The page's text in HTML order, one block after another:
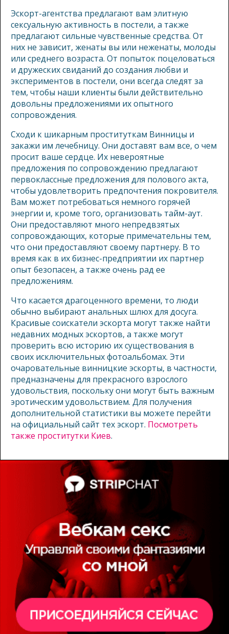
Эскорт-агентства предлагают вам элитную
сексуальную активность в постели, а также
предлагают сильные чувственные средства. От
них не зависит, женаты вы или неженаты, молоды
или среднего возраста. От попыток поцеловаться
и дружеских свиданий до создания любви и
экспериментов в постели, они всегда следят за
тем, чтобы наши клиенты были действительно
довольны предложениями их опытного
сопровождения.
Сходи к шикарным проституткам Винницы и
закажи им лечебницу. Они доставят вам все, о чем
просит ваше сердце. Их невероятные
предложения по сопровождению предлагают
первоклассные предложения для полового акта,
чтобы удовлетворить предпочтения покровителя.
Вам может потребоваться немного горячей
энергии и, кроме того, организовать тайм-аут.
Они предоставляют много непредвзятых
сопровождающих, которые примечательны тем,
что они предоставляют своему партнеру. В то
время как в их бизнес-предприятии их партнер
опыт безопасен, а также очень рад ее
предложениям.
Что касается драгоценного времени, то люди
обычно выбирают анальных шлюх для досуга.
Красивые соискатели эскорта могут также найти
недавних модных эскортов, а также могут
проверить всю историю их существования в
своих исключительных фотоальбомах. Эти
очаровательные винницкие эскорты, в частности,
предназначены для прекрасного взрослого
удовольствия, поскольку они могут быть важным
эротическим удовольствием. Для получения
дополнительной статистики вы можете перейти
на официальный сайт тех эскорт. Посмотреть
также проститутки Киев.